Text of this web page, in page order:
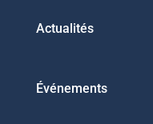
Actualités
Événements